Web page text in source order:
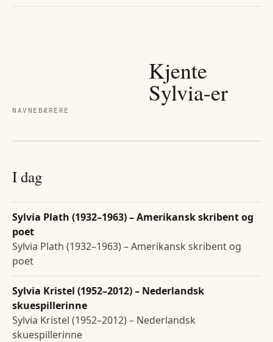
NAVNEBÆRERE
Kjente
Sylvia-er
I dag
Sylvia Plath (1932–1963) – Amerikansk skribent og
poet
Sylvia Plath (1932–1963) – Amerikansk skribent og
poet
Sylvia Kristel (1952–2012) – Nederlandsk
skuespillerinne
Sylvia Kristel (1952–2012) – Nederlandsk
skuespillerinne